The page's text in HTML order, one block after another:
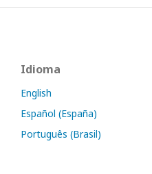
Idioma
English
Español (España)
Português (Brasil)